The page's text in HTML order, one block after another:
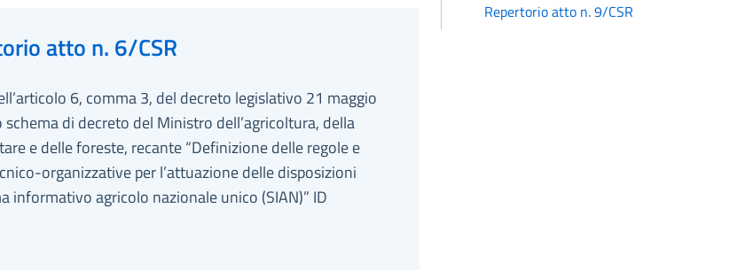
atto n. 6/CSR
6, comma 3, del decreto legislativo 21 maggio
di decreto del Ministro dell’agricoltura, della
e delle foreste, recante “Definizione delle regole e
organizzative per l’attuazione delle disposizioni
informativo agricolo nazionale unico (SIAN)” ID
Repertorio atto n. 9/CSR